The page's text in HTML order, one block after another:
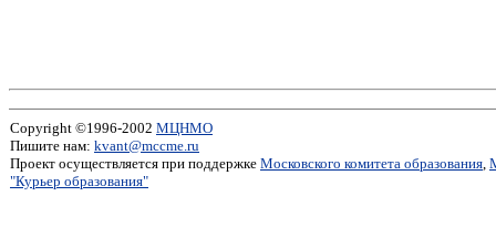
Copyright ©1996-2002 МЦНМО
Пишите нам: kvant@mccme.ru
Проект осуществляется при поддержке Московского комитета образования,
"Курьер образования"